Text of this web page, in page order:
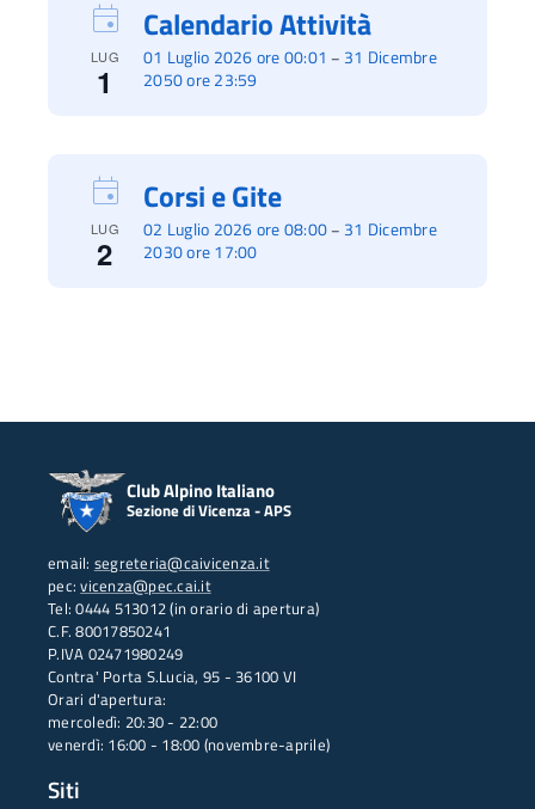
LUG
1
01 Luglio 2026 ore 00:01 – 31 Dicembre
2050 ore 23:59
Calendario Attività
LUG
2
02 Luglio 2026 ore 08:00– 31 Dicembre
2030 ore 17:00
Corsi e Gite
Club Alpino Italiano
Sezione di Vicenza - APS
email: segreteria@caivicenza.it
pec:vicenza@pec.cai.it
Tel: 0444 513012 (in orario di apertura)
C.F. 80017850241
P.IVA 02471980249
Contra' Porta S.Lucia, 95 - 36100 VI
Orari d'apertura:
mercoledì: 20:30 - 22:00
venerdì: 16:00 - 18:00 (novembre-aprile)
Siti